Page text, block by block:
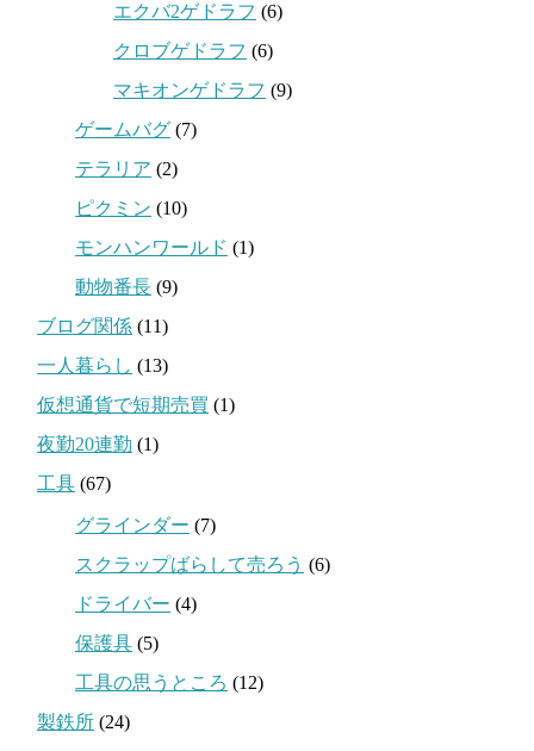
エクバ2ゲドラフ (6)
クロブゲドラフ (6)
マキオンゲドラフ (9)
ゲームバグ (7)
テラリア (2)
ピクミン (10)
モンハンワールド (1)
動物番長 (9)
ブログ関係 (11)
一人暮らし (13)
仮想通貨で短期売買 (1)
夜勤20連勤 (1)
工具 (67)
グラインダー (7)
スクラップばらして売ろう (6)
ドライバー (4)
保護具 (5)
工具の思うところ (12)
製鉄所 (24)